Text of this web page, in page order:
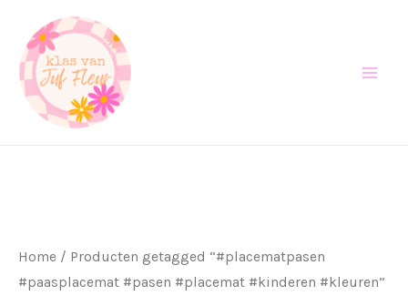
naar
inhoud
Home / Producten getagged “#placematpasen
#paasplacemat #pasen #placemat #kinderen #kleuren”